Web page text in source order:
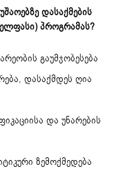
დასაქმების
პროგრამას?
გაუმჯობესება
დასაქმდეს ღია
და უნარების
ზემოქმედება